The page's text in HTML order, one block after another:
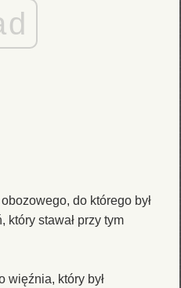
do którego był
który stawał przy tym
więźnia, który był